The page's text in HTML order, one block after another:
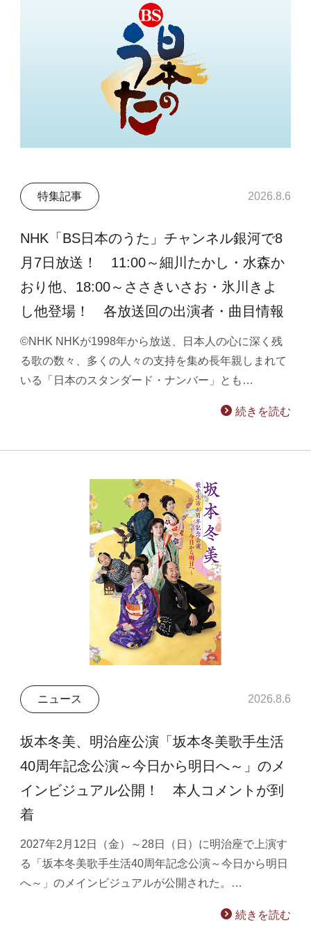
特集記事 2026.8.6
NHK「BS日本のうた」チャンネル銀河で8
月7日放送！ 11:00～細川たかし・水森か
おり他、18:00～ささきいさお・氷川きよ
し他登場！ 各放送回の出演者・曲目情報
©NHK NHKが1998年から放送、日本人の心に深く残
る歌の数々、多くの人々の支持を集め長年親しまれて
いる「日本のスタンダード・ナンバー」とも…
続きを読む
ニュース 2026.8.6
坂本冬美、明治座公演「坂本冬美歌手生活
40周年記念公演～今日から明日へ～」のメ
インビジュアル公開！ 本人コメントが到
着
2027年2月12日（金）～28日（日）に明治座で上演す
る「坂本冬美歌手生活40周年記念公演～今日から明日
へ～」のメインビジュアルが公開された。…
続きを読む